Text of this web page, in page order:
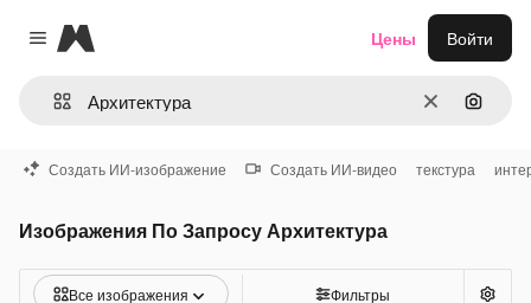
Close menu
Magnific
ОчиститьПоиск
Цены Войти
Создать ИИ-изображение Создать ИИ-видео текстура
Изображения По Запросу Архитектура
Все изображения Фильтры